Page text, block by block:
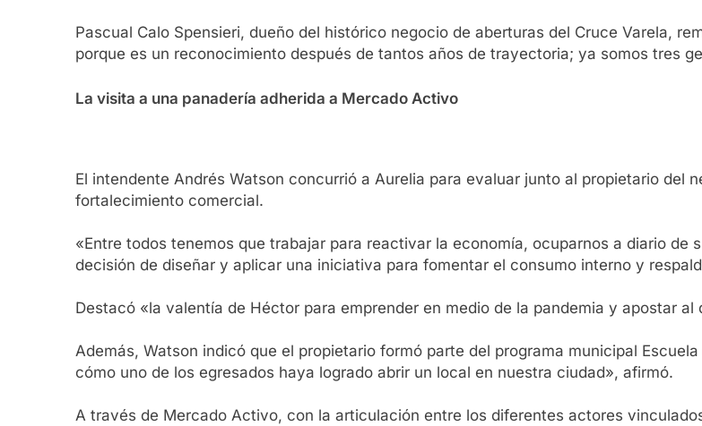
Pascual Calo Spensieri, dueño del histórico negocio de aberturas del Cruce Varela,
porque es un reconocimiento después de tantos años de trayectoria; ya somos tres
La visita a una panadería adherida a Mercado Activo
El intendente Andrés Watson concurrió a Aurelia para evaluar junto al propietario del
fortalecimiento comercial.
«Entre todos tenemos que trabajar para reactivar la economía, ocuparnos a diario de
decisión de diseñar y aplicar una iniciativa para fomentar el consumo interno y
Destacó «la valentía de Héctor para emprender en medio de la pandemia y apostar
Además, Watson indicó que el propietario formó parte del programa municipal
cómo uno de los egresados haya logrado abrir un local en nuestra ciudad», afirmó.
A través de Mercado Activo, con la articulación entre los diferentes actores